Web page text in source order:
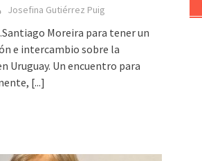
Josefina Gutiérrez Puig
Moreira para tener un
e intercambio sobre la
Uruguay. Un encuentro para
[...]